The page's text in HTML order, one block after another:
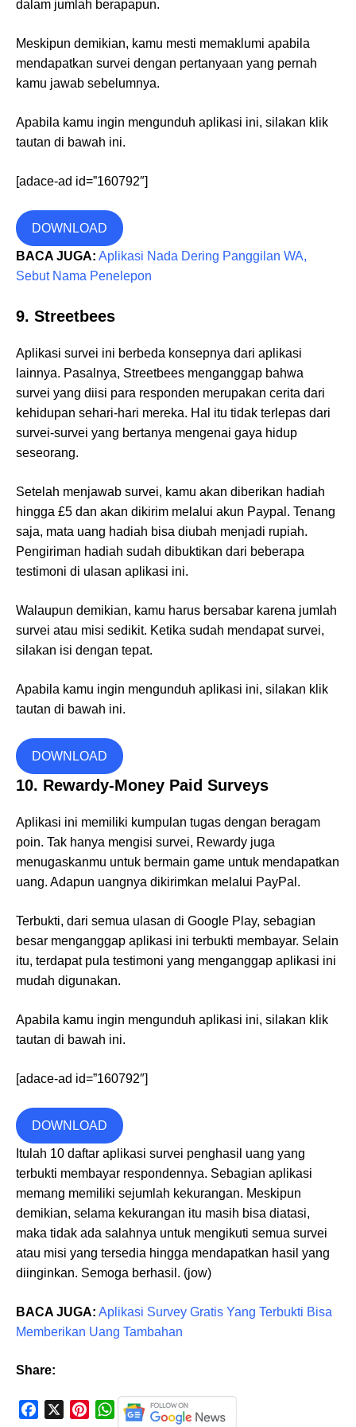
dalam jumlah berapapun.
Meskipun demikian, kamu mesti memaklumi apabila
mendapatkan survei dengan pertanyaan yang pernah
kamu jawab sebelumnya.
Apabila kamu ingin mengunduh aplikasi ini, silakan klik
tautan di bawah ini.
[adace-ad id=”160792″]
DOWNLOAD
BACA JUGA: Aplikasi Nada Dering Panggilan WA,
Sebut Nama Penelepon
9. Streetbees
Aplikasi survei ini berbeda konsepnya dari aplikasi
lainnya. Pasalnya, Streetbees menganggap bahwa
survei yang diisi para responden merupakan cerita dari
kehidupan sehari-hari mereka. Hal itu tidak terlepas dari
survei-survei yang bertanya mengenai gaya hidup
seseorang.
Setelah menjawab survei, kamu akan diberikan hadiah
hingga £5 dan akan dikirim melalui akun Paypal. Tenang
saja, mata uang hadiah bisa diubah menjadi rupiah.
Pengiriman hadiah sudah dibuktikan dari beberapa
testimoni di ulasan aplikasi ini.
Walaupun demikian, kamu harus bersabar karena jumlah
survei atau misi sedikit. Ketika sudah mendapat survei,
silakan isi dengan tepat.
Apabila kamu ingin mengunduh aplikasi ini, silakan klik
tautan di bawah ini.
DOWNLOAD
10. Rewardy-Money Paid Surveys
Aplikasi ini memiliki kumpulan tugas dengan beragam
poin. Tak hanya mengisi survei, Rewardy juga
menugaskanmu untuk bermain game untuk mendapatkan
uang. Adapun uangnya dikirimkan melalui PayPal.
Terbukti, dari semua ulasan di Google Play, sebagian
besar menganggap aplikasi ini terbukti membayar. Selain
itu, terdapat pula testimoni yang menganggap aplikasi ini
mudah digunakan.
Apabila kamu ingin mengunduh aplikasi ini, silakan klik
tautan di bawah ini.
[adace-ad id=”160792″]
DOWNLOAD
Itulah 10 daftar aplikasi survei penghasil uang yang
terbukti membayar respondennya. Sebagian aplikasi
memang memiliki sejumlah kekurangan. Meskipun
demikian, selama kekurangan itu masih bisa diatasi,
maka tidak ada salahnya untuk mengikuti semua survei
atau misi yang tersedia hingga mendapatkan hasil yang
diinginkan. Semoga berhasil. (jow)
BACA JUGA: Aplikasi Survey Gratis Yang Terbukti Bisa
Memberikan Uang Tambahan
Share:
W